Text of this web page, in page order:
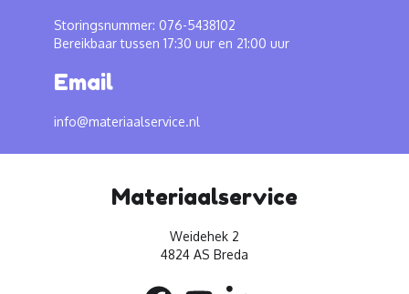
Storingsnummer: 076-5438102
Bereikbaar tussen 17:30 uur en 21:00 uur
Email
info@materiaalservice.nl
Materiaalservice
Weidehek 2
4824 AS Breda